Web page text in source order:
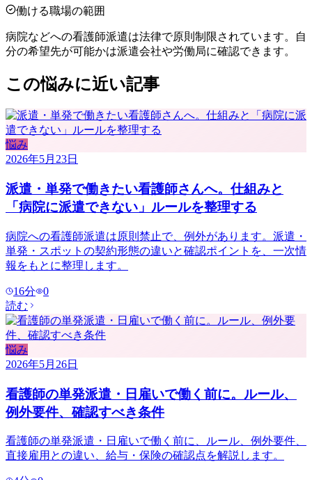
働ける職場の範囲
病院などへの看護師派遣は法律で原則制限されています。自
分の希望先が可能かは派遣会社や労働局に確認できます。
この悩みに近い記事
悩み
2026年5月23日
派遣・単発で働きたい看護師さんへ。仕組みと
「病院に派遣できない」ルールを整理する
病院への看護師派遣は原則禁止で、例外があります。派遣・
単発・スポットの契約形態の違いと確認ポイントを、一次情
報をもとに整理します。
16分
0
読む
悩み
2026年5月26日
看護師の単発派遣・日雇いで働く前に。ルール、
例外要件、確認すべき条件
看護師の単発派遣・日雇いで働く前に、ルール、例外要件、
直接雇用との違い、給与・保険の確認点を解説します。